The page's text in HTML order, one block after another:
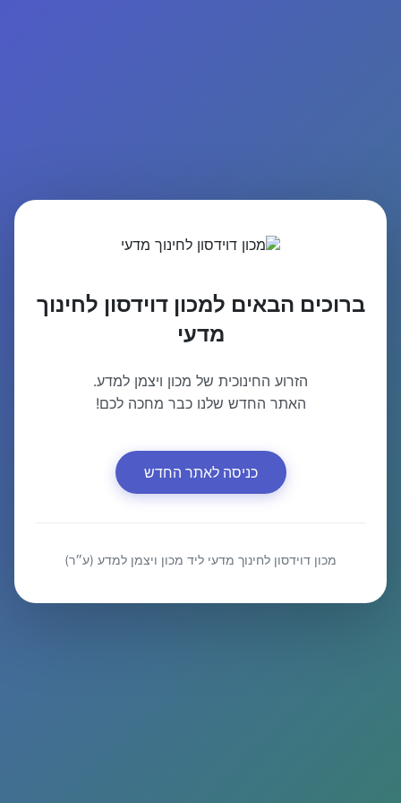
ברוכים הבאים למכון דוידסון לחינוך
מדעי
הזרוע החינוכית של מכון ויצמן למדע.
האתר החדש שלנו כבר מחכה לכם!
כניסה לאתר החדש
מכון דוידסון לחינוך מדעי ליד מכון ויצמן למדע (ע״ר)